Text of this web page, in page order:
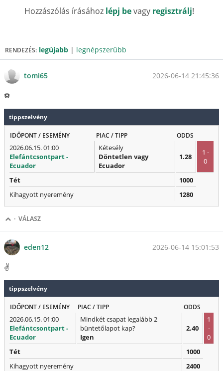
Hozzászólás írásához lépj bevagy regisztrálj!
RENDEZÉS: legújabb | legnépszerűbb
tomi65 2026-06-14 21:45:36
⚽
tippszelvény
IDŐPONT / ESEMÉNY PIAC / TIPP ODDS
2026.06.15. 01:00
Elefántcsontpart -
Ecuador
Kétesély
Döntetlen vagy
Ecuador
1.28
1 -
0
Tét
1000
Kihagyott nyeremény
1280
· VÁLASZ
eden12 2026-06-14 15:01:53
✌️
tippszelvény
IDŐPONT / ESEMÉNY PIAC / TIPP ODDS
2026.06.15. 01:00
Elefántcsontpart -
Ecuador
Mindkét csapat legalább 2
büntetőlapot kap?
Igen
2.40
1
-
0
Tét
1000
Kihagyott nyeremény
2400